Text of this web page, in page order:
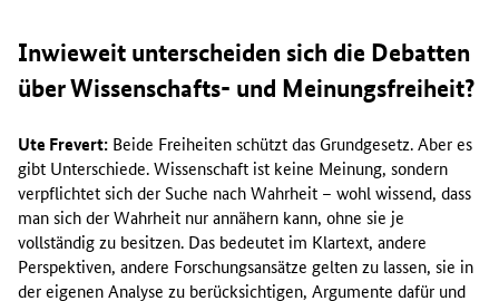
Inwieweit unterscheiden sich die Debatten
über Wissenschafts- und Meinungsfreiheit?
Ute Frevert: Beide Freiheiten schützt das Grundgesetz. Aber es
gibt Unterschiede. Wissenschaft ist keine Meinung, sondern
verpflichtet sich der Suche nach Wahrheit – wohl wissend, dass
man sich der Wahrheit nur annähern kann, ohne sie je
vollständig zu besitzen. Das bedeutet im Klartext, andere
Perspektiven, andere Forschungsansätze gelten zu lassen, sie in
der eigenen Analyse zu berücksichtigen, Argumente dafür und